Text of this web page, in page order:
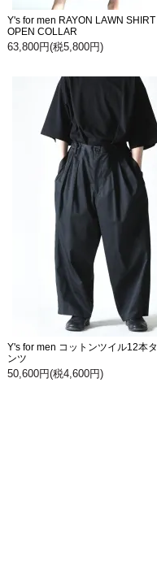
Y's for men RAYON LAWN
OPEN COLLAR
63,800円(税5,800円)
Y's for men コットンツイル12本
ンツ
50,600円(税4,600円)